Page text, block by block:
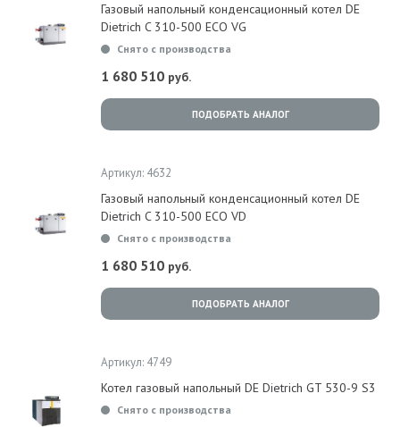
Газовый напольный конденсационный котел DE
Dietrich C 310-500 ECO VG
Снято с производства
1 680 510 руб.
ПОДОБРАТЬ АНАЛОГ
Артикул: 4632
Газовый напольный конденсационный котел DE
Dietrich C 310-500 ECO VD
Снято с производства
1 680 510 руб.
ПОДОБРАТЬ АНАЛОГ
Артикул: 4749
Котел газовый напольный DE Dietrich GT 530-9 S3
Снято с производства